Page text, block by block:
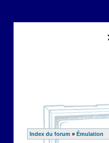
Index du forum » Émulation